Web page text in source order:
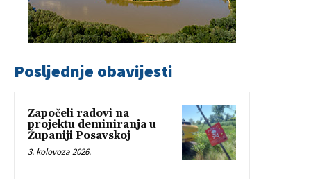
Posljednje obavijesti
Započeli radovi na
projektu deminiranja u
Županiji Posavskoj
3. kolovoza 2026.